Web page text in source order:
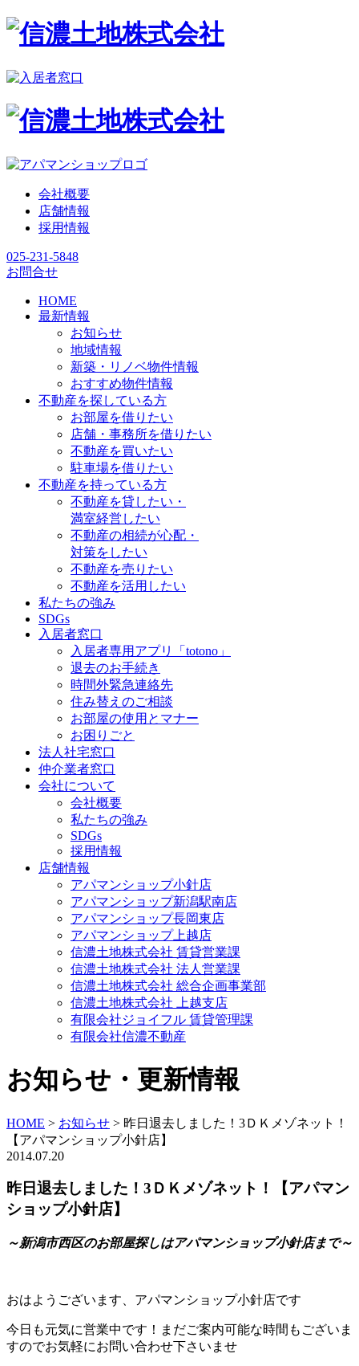
会社概要
店舗情報
採用情報
025-231-5848
お問合せ
HOME
最新情報
お知らせ
地域情報
新築・リノベ物件情報
おすすめ物件情報
不動産を探している方
お部屋を借りたい
店舗・事務所を借りたい
不動産を買いたい
駐車場を借りたい
不動産を持っている方
不動産を貸したい・
満室経営したい
不動産の相続が心配・
対策をしたい
不動産を売りたい
不動産を活用したい
私たちの強み
SDGs
入居者窓口
入居者専用アプリ「totono」
退去のお手続き
時間外緊急連絡先
住み替えのご相談
お部屋の使用とマナー
お困りごと
法人社宅窓口
仲介業者窓口
会社について
会社概要
私たちの強み
SDGs
採用情報
店舗情報
アパマンショップ小針店
アパマンショップ新潟駅南店
アパマンショップ長岡東店
アパマンショップ上越店
信濃土地株式会社 賃貸営業課
信濃土地株式会社 法人営業課
信濃土地株式会社 総合企画事業部
信濃土地株式会社 上越支店
有限会社ジョイフル 賃貸管理課
有限会社信濃不動産
お知らせ・更新情報
HOME > お知らせ > 昨日退去しました！3ＤＫメゾネット！
【アパマンショップ小針店】
2014.07.20
昨日退去しました！3ＤＫメゾネット！【アパマン
ショップ小針店】
～新潟市西区のお部屋探しはアパマンショップ小針店まで～
おはようございます、アパマンショップ小針店です
今日も元気に営業中です！まだご案内可能な時間もございま
すのでお気軽にお問い合わせ下さいませ